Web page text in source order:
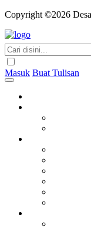
Copyright ©2026
Masuk Buat Tulisan